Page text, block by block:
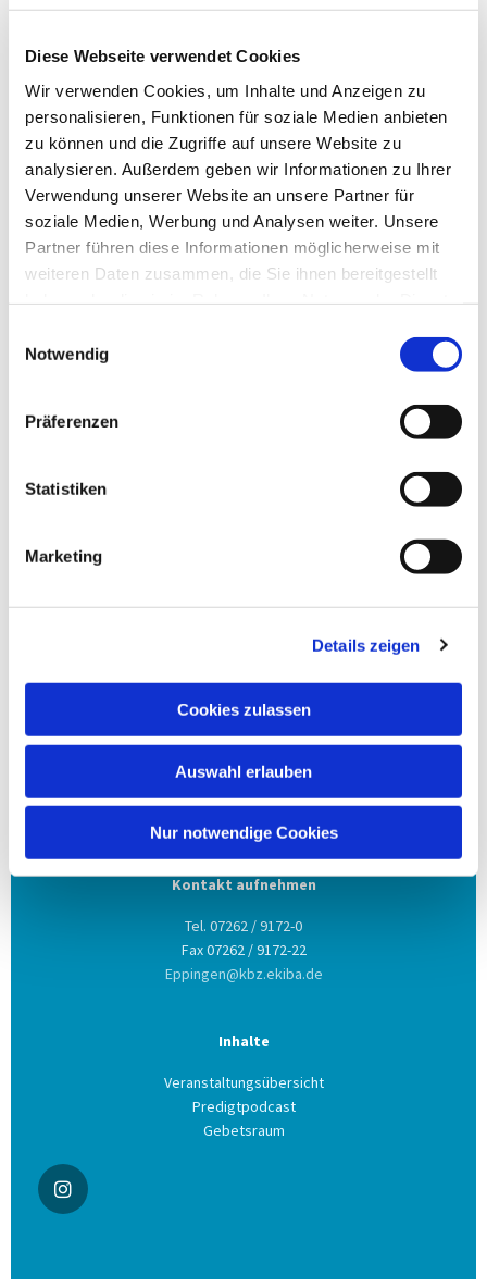
Diese Webseite verwendet Cookies
Wir verwenden Cookies, um Inhalte und Anzeigen zu
personalisieren, Funktionen für soziale Medien anbieten
zu können und die Zugriffe auf unsere Website zu
analysieren. Außerdem geben wir Informationen zu Ihrer
Verwendung unserer Website an unsere Partner für
soziale Medien, Werbung und Analysen weiter. Unsere
Partner führen diese Informationen möglicherweise mit
weiteren Daten zusammen, die Sie ihnen bereitgestellt
Notwendig
Präferenzen
Statistiken
Marketing
Details zeigen
Cookies zulassen
Auswahl erlauben
Nur notwendige Cookies
Weitere Infos erhalten Sie bei unserer
Familienreferentin Tabea Lunghamer
Evang. Kirchengemeinde Eppingen
Kontakt aufnehmen
Tel. 07262 / 9172-0
Fax 07262 / 9172-22
Eppingen@kbz.ekiba.de
Inhalte
Veranstaltungsübersicht
Predigtpodcast
Gebetsraum